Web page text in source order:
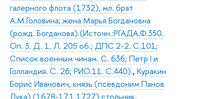
галерного флота (1732), мл. брат
А.М.Головина; жена Марья Богдановна
(рожд. Богданова).(Источн.:РГАДА.Ф.350.
Оп. 3. Д. 1. Л. 205 об.; ДПС 2-2. С.101;
Список военным чинам. С. 636; Петр I и
Голландия. С. 26; РИО.11. С.440)., Куракин
Борис Иванович, князь (псевдоним Панов
Лука) (1678-17.1.1727) стольник,